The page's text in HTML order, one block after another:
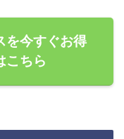
を今すぐお得
こちら